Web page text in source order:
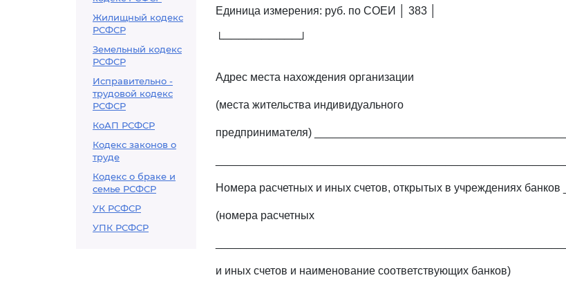
Жилищный кодекс
РСФСР
Земельный кодекс
РСФСР
Исправительно -
трудовой кодекс
РСФСР
КоАП РСФСР
Кодекс законов о
труде
Кодекс о браке и
семье РСФСР
УК РСФСР
УПК РСФСР
Единица измерения: руб. по СОЕИ │ 383 │
└──────────┘
Адрес места нахождения организации
(места жительства индивидуального
предпринимателя)
Номера расчетных и иных счетов, открытых в учреждениях банков
(номера расчетных
и иных счетов и наименование соответствующих банков)